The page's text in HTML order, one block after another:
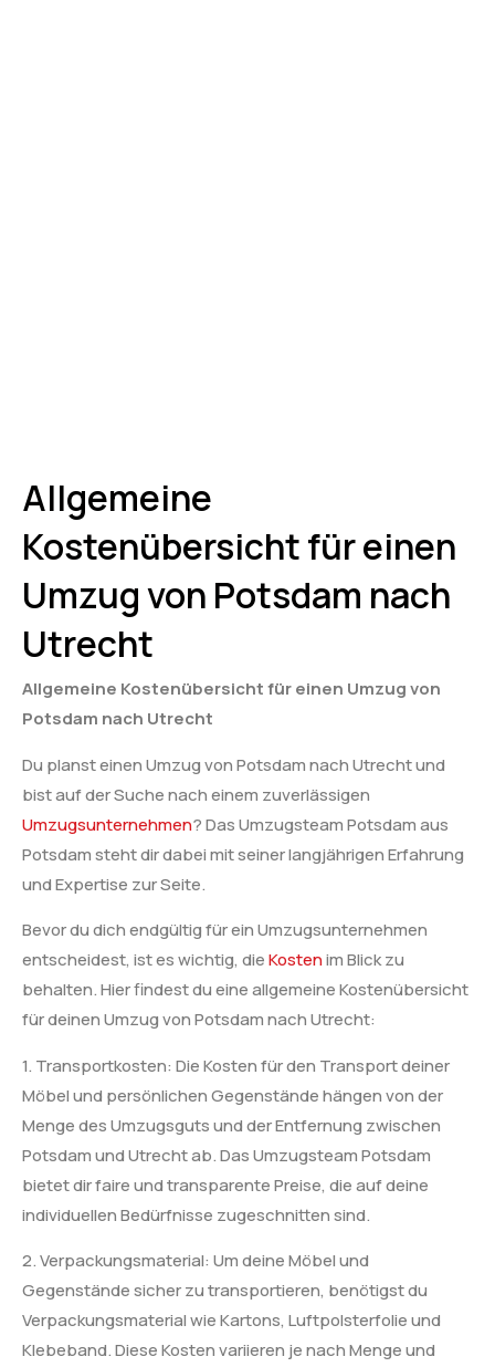
Allgemeine
Kostenübersicht für einen
Umzug von Potsdam nach
Utrecht
Allgemeine Kostenübersicht für einen Umzug von
Potsdam nach Utrecht
Du planst einen Umzug von Potsdam nach Utrecht und
bist auf der Suche nach einem zuverlässigen
Umzugsunternehmen? Das Umzugsteam Potsdam aus
Potsdam steht dir dabei mit seiner langjährigen Erfahrung
und Expertise zur Seite.
Bevor du dich endgültig für ein Umzugsunternehmen
entscheidest, ist es wichtig, dieKostenim Blick zu
behalten. Hier findest du eine allgemeine Kostenübersicht
für deinen Umzug von Potsdam nach Utrecht:
1. Transportkosten: Die Kosten für den Transport deiner
Möbel und persönlichen Gegenstände hängen von der
Menge des Umzugsguts und der Entfernung zwischen
Potsdam und Utrecht ab. Das Umzugsteam Potsdam
bietet dir faire und transparente Preise, die auf deine
individuellen Bedürfnisse zugeschnitten sind.
2. Verpackungsmaterial: Um deine Möbel und
Gegenstände sicher zu transportieren, benötigst du
Verpackungsmaterial wie Kartons, Luftpolsterfolie und
Klebeband. Diese Kosten variieren je nach Menge und